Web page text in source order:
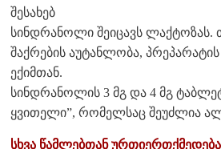
შესახებ
სინდრანოლი შეიცავს ლაქტოზას.
შაქრების აუტანლობა,
ექიმთან.
სინდრანოლის 3 მგ და 4 მგ
ყვითელი”, რომელსაც შეუძლია
სხვა წამლებთან ურთიერთქმედება